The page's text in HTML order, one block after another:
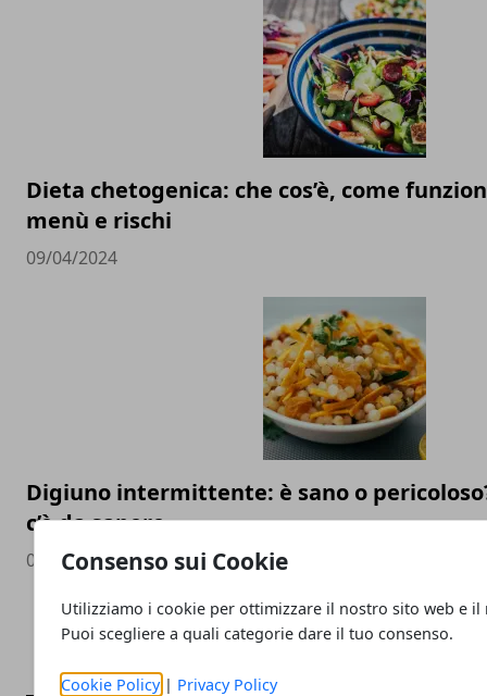
Consenso sui Cookie
Utilizziamo i cookie per ottimizzare il nostro sito web e il
Puoi scegliere a quali categorie dare il tuo consenso.
Cookie Policy| Privacy Policy
Dieta chetogenica: che cos’è, come
menù e rischi
09/04/2024
Digiuno intermittente: è sano o
c’è da sapere
05/04/2024